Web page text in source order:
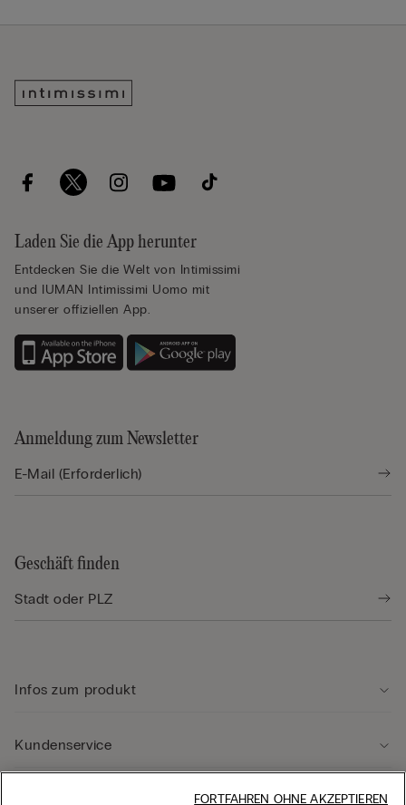
Laden Sie die App herunter
Entdecken Sie die Welt von Intimissimi
und IUMAN Intimissimi Uomo mit
unserer offiziellen App.
Anmeldung zum Newsletter
Geschäft finden
Infos zum produkt
Kundenservice
FORTFAHREN OHNE AKZEPTIEREN